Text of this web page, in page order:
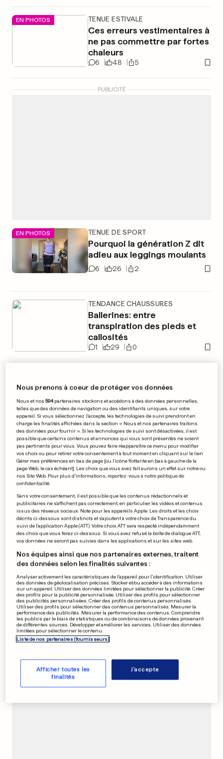
EN PHOTOS TENUE ESTIVALE
Ces erreurs vestimentaires à
ne pas commettre par fortes
chaleurs
6 48 5
PUBLICITÉ
EN PHOTOS TENUE DE SPORT
Pourquoi la génération Z dit
adieu aux leggings moulants
6 26 2
TENDANCE CHAUSSURES
Ballerines: entre
transpiration des pieds et
callosités
1 29 0
MODE
La demi-concession de la
Fashion Week de Milan sur la
fourrure
0 9 0
MODE
Les rayures horizontales, ça
grossit: une étude démonte
le mythe
Nous prenons à coeur de protéger vos données
Nous et nos594partenaires stockons et accédons à des données personnelles,
telles que des données de navigation ou des identifiants uniques, sur votre
appareil. Si vous sélectionnez J'accepte, les technologies de suivi prendront en
charge les finalités affichées dans la section « Nous et nos partenaires traitons
des données pour fournir ». Si les technologies de suivi sont désactivées, il est
possible que certains contenus et annonces qui vous sont présentés ne soient
pas pertinents pour vous. Vous pouvez faire réapparaître ce menu pour modifier
vos choix ou pour retirer votre consentement à tout moment en cliquant sur le lien
Gérer mes préférences en bas de page [ou l'icône flottante en bas à gauche de la
page Web, le cas échéant]. Les choix que vous avez fait aurons un effet sur notre ou
nos Site Web. Pour plus d’informations, reportez-vous à notre politique de
confidentialité.
Sans votre consentement, il est possible que les contenus rédactionnels et
publicitaires ne s'affichent pas correctement, en particulier les vidéos et contenus
issus des réseaux sociaux. Note pour les appareils Apple: Les droits et les choix
décrits ci-dessous sont distincts et s'ajoutent à votre choix de Transparence du
suivi de l'application Apple (ATT). Votre choix ATT sera respecté indépendamment
des choix que vous ferez ci-dessous. Si vous avez refusé la boîte de dialogue ATT,
vos données ne seront pas suivies dans les applications et sur les sites web.
Nos équipes ainsi que nos partenaires externes, traitent
des données selon les finalités suivantes :
Analyser activement les caractéristiques de l’appareil pour l’identification. Utiliser
des données de géolocalisation précises. Stocker et/ou accéder à des informations
sur un appareil. Utiliser des données limitées pour sélectionner la publicité. Créer
des profils pour la publicité personnalisée. Utiliser des profils pour sélectionner
des publicités personnalisées. Créer des profils de contenus personnalisés.
Utiliser des profils pour sélectionner des contenus personnalisés. Mesurer la
performance des publicités. Mesurer la performance des contenus. Comprendre
les publics par le biais de statistiques ou de combinaisons de données provenant
de différentes sources. Développer et améliorer les services. Utiliser des données
limitées pour sélectionner le contenu.
Liste de nos partenaires (fournisseurs)
Afficher toutes les
finalités
J'accepte